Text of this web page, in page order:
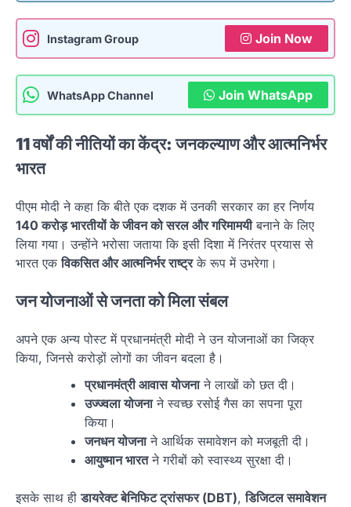
Instagram Group Join Now
WhatsApp Channel Join WhatsApp
11 वर्षों की नीतियों का केंद्र: जनकल्याण और आत्मनिर्भर
भारत
पीएम मोदी ने कहा कि बीते एक दशक में उनकी सरकार का हर निर्णय
140 करोड़ भारतीयों के जीवन को सरल और गरिमामयीबनाने के लिए
लिया गया। उन्होंने भरोसा जताया कि इसी दिशा में निरंतर प्रयास से
भारत एकविकसित और आत्मनिर्भर राष्ट्रके रूप में उभरेगा।
जन योजनाओं से जनता को मिला संबल
अपने एक अन्य पोस्ट में प्रधानमंत्री मोदी ने उन योजनाओं का जिक्र
किया, जिनसे करोड़ों लोगों का जीवन बदला है।
प्रधानमंत्री आवास योजनाने लाखों को छत दी।
उज्ज्वला योजनाने स्वच्छ रसोई गैस का सपना पूरा
किया।
जनधन योजनाने आर्थिक समावेशन को मजबूती दी।
आयुष्मान भारतने गरीबों को स्वास्थ्य सुरक्षा दी।
इसके साथ हीडायरेक्ट बेनिफिट ट्रांसफर (DBT),डिजिटल समावेशन